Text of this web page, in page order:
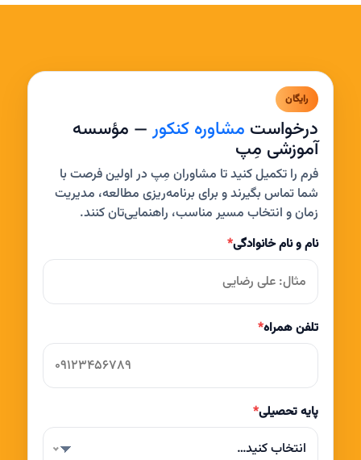
رایگان
درخواست مشاوره کنکور— مؤسسه
آموزشی مِپ
فرم را تکمیل کنید تا مشاوران مِپ در اولین فرصت با
شما تماس بگیرند و برای برنامه‌ریزی مطالعه، مدیریت
زمان و انتخاب مسیر مناسب، راهنمایی‌تان کنند.
نام و نام خانوادگی*
تلفن همراه*
پایه تحصیلی*
انتخاب کنید…